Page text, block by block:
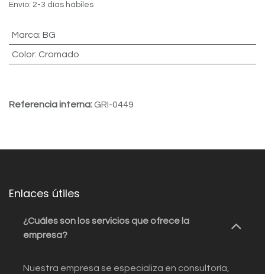
Envío: 2-3 días hábiles
Marca: BG
Color: Cromado
Referencia interna: GRI-0449
Enlaces útiles
¿Cuáles son los servicios que ofrece la
empresa?
Nuestra empresa se especializa en consultoría,